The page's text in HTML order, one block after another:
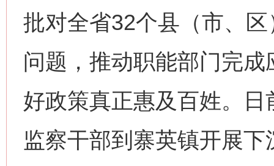
批对全省32个县（市、
问题，推动职能部门完
好政策真正惠及百姓。
监察干部到寨英镇开展